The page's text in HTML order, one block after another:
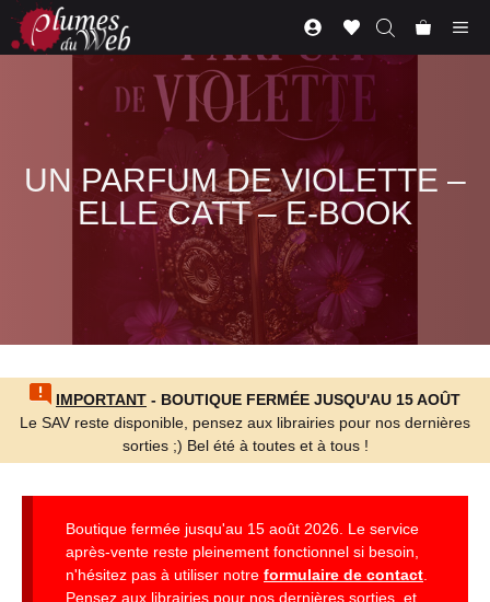
Aller
contenu
UN PARFUM DE VIOLETTE –
ELLE CATT – E-BOOK
IMPORTANT - BOUTIQUE FERMÉE JUSQU'AU 15 AOÛT
Le SAV reste disponible, pensez aux librairies pour nos dernières
sorties ;) Bel été à toutes et à tous !
Boutique fermée jusqu'au 15 août 2026. Le service
après-vente reste pleinement fonctionnel si besoin,
n'hésitez pas à utiliser notre formulaire de contact
Pensez aux librairies pour nos dernières sorties, et